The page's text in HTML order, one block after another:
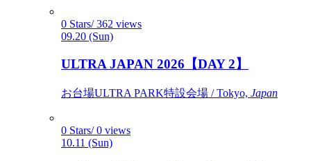
0 Stars/ 362 views
09.20 (Sun)
ULTRA JAPAN 2026【DAY 2】
お台場ULTRA PARK特設会場 / Tokyo, Japan
0 Stars/ 0 views
10.11 (Sun)